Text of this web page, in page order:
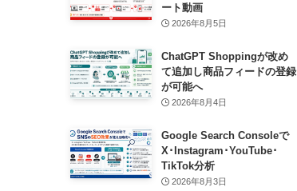
ート動画
2026年8月5日
ChatGPT Shoppingが改め
て追加し商品フィードの登録
が可能へ
2026年8月4日
Google Search Consoleで
X･Instagram･YouTube･
TikTok分析
2026年8月3日